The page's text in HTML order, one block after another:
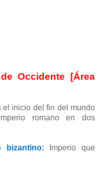
Occidente [Área
el inicio del fin del mundo
romano en dos
bizantino: Imperio que